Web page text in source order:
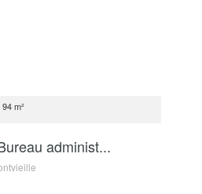
94 m²
administ...